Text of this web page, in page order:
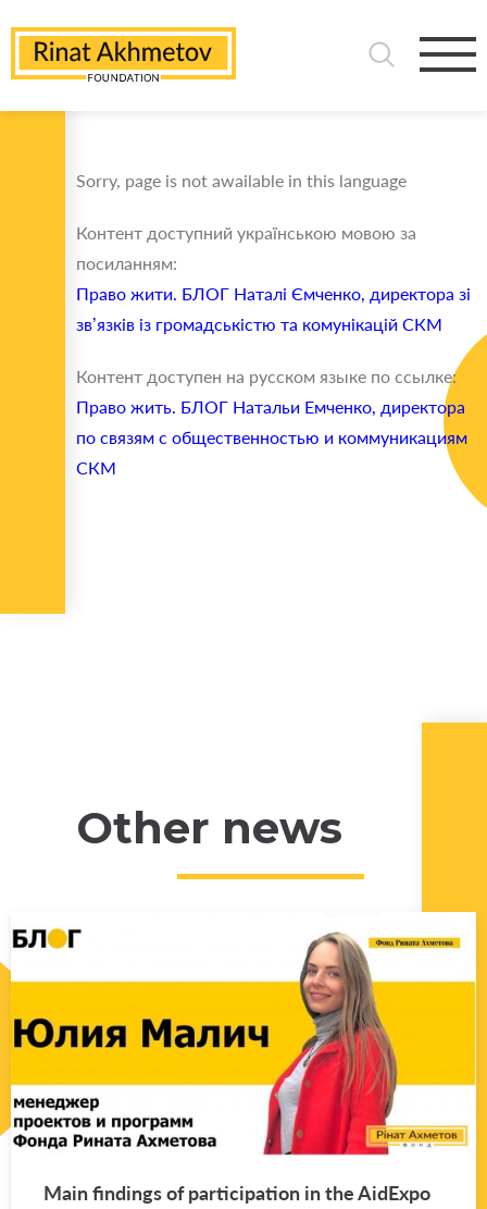
Sorry, page is not awailable in this language
Контент доступний українською мовою за
посиланням:
Право жити. БЛОГ Наталі Ємченко, директора зі
зв’язків із громадськістю та комунікацій СКМ
Контент доступен на русском языке по ссылке:
Право жить. БЛОГ Натальи Емченко, директора
по связям с общественностью и коммуникациям
СКМ
Other news
Main find­ings of par­tic­i­pa­tion in the Aid­Expo